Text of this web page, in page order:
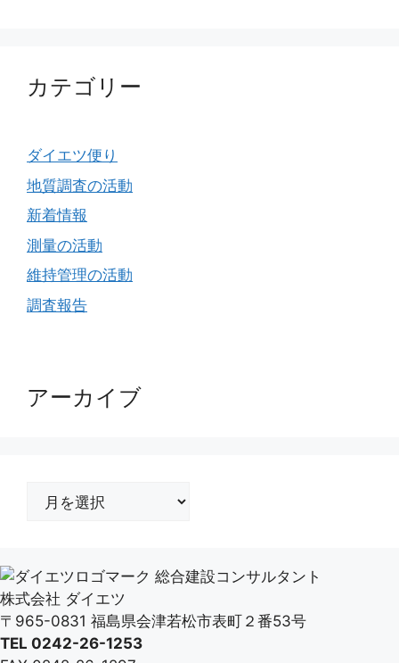
カテゴリー
ダイエツ便り
地質調査の活動
新着情報
測量の活動
維持管理の活動
調査報告
アーカイブ
ブ
総合建設コンサルタント
株式会社 ダイエツ
〒965-0831 福島県会津若松市表町２番53号
TEL 0242-26-1253